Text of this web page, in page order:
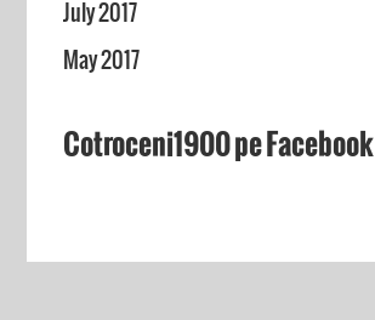
July 2017
May 2017
Cotroceni1900 pe Facebook